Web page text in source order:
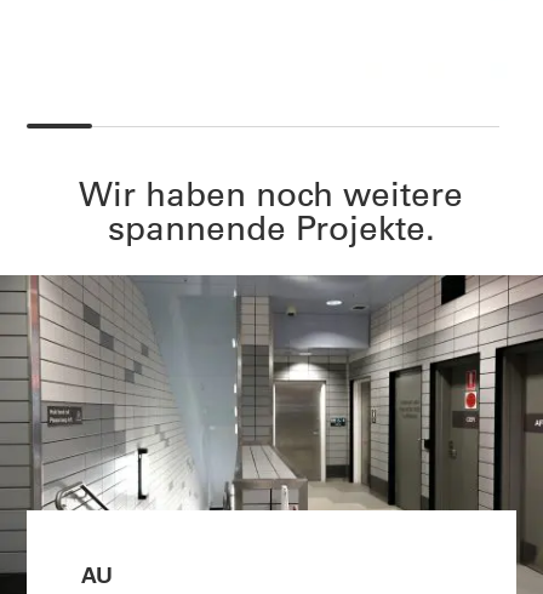
Wir haben noch weitere
spannende Projekte.
AU